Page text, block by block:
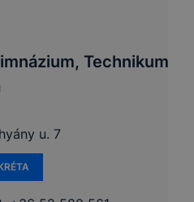
Technikum
u. 7